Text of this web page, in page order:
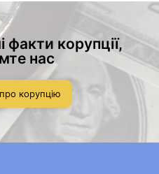
корупції,
нас
корупцію